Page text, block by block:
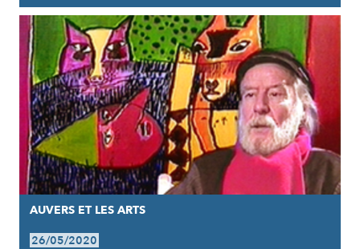
AUVERS ET LES ARTS
26/05/2020